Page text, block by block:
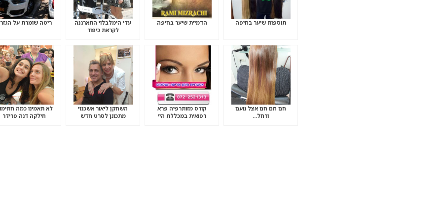
תוספות שיער בחיפה הדמיית שיער בחיפה
עדי הימלבלוי התארגנה
לקראת כיפור
ריטה שומרת על
חם חם חם אצל נועם
ורחל…
קורס מזותרפיה פרא
רפואית במכללת היי
השחקן ליאור אשכנזי
מתכונן לסרט חדש
לא תאמינו כמה
חילקה דנה פרידר